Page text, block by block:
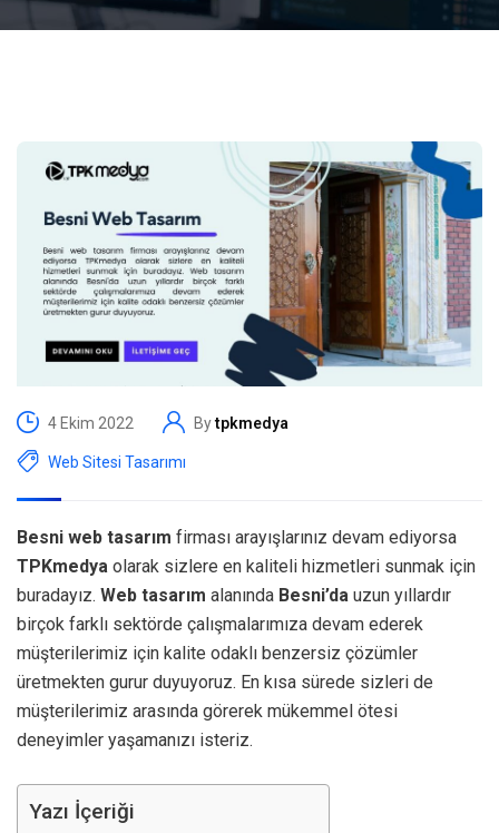
4 Ekim 2022 Bytpkmedya
Web Sitesi Tasarımı
Besni web tasarım firması arayışlarınız devam ediyorsa
TPKmedya olarak sizlere en kaliteli hizmetleri sunmak için
buradayız. Web tasarım alanında Besni’da uzun yıllardır
birçok farklı sektörde çalışmalarımıza devam ederek
müşterilerimiz için kalite odaklı benzersiz çözümler
üretmekten gurur duyuyoruz. En kısa sürede sizleri de
müşterilerimiz arasında görerek mükemmel ötesi
deneyimler yaşamanızı isteriz.
Yazı İçeriği